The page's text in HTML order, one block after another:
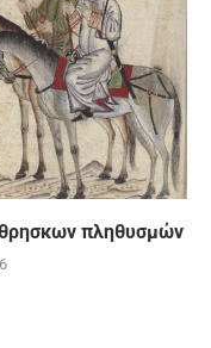
πληθυσμών